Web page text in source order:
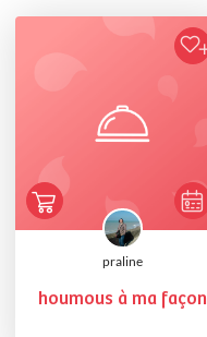
praline
houmous à ma façon